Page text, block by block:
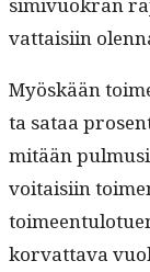
vat­taisi­in
Myöskään
ta sataa
mitään
voitaisi­in
kor­vat­ta­va